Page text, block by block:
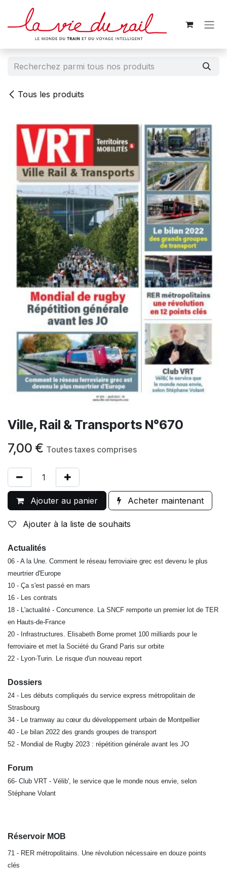
Se rendre au contenu
Tous les produits
Ville, Rail & Transports N°670
7,00 € Toutes taxes comprises
Ajouter au panier Acheter maintenant
Ajouter à la liste de souhaits
Actualités
06 - A la Une. Comment le réseau ferroviaire grec est devenu le plus
meurtrier d'Europe
10 - Ça s'est passé en mars
16 - Les contrats
18 - L'actualité - Concurrence. La SNCF remporte un premier lot de TER
en Hauts-de-France
20 - Infrastructures. Elisabeth Borne promet 100 milliards pour le
ferroviaire et met la Société du Grand Paris sur orbite
22 - Lyon-Turin. Le risque d'un nouveau report
Dossiers
24 - Les débuts compliqués du service express métropolitain de
Strasbourg
34 - Le tramway au cœur du développement urbain de Montpellier
40 - Le bilan 2022 des grands groupes de transport
52 - Mondial de Rugby 2023 : répétition générale avant les JO
Forum
66- Club VRT - Vélib', le service que le monde nous envie, selon
Stéphane Volant
Réservoir MOB
71 - RER métropolitains.
Une révolution nécessaire en douze points
clés